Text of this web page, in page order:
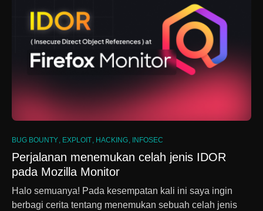
BUG BOUNTY EXPLOIT HACKING INFOSEC
Perjalanan menemukan celah jenis IDOR
pada Mozilla Monitor
Halo semuanya! Pada kesempatan kali ini saya ingin
berbagi cerita tentang menemukan sebuah celah jenis